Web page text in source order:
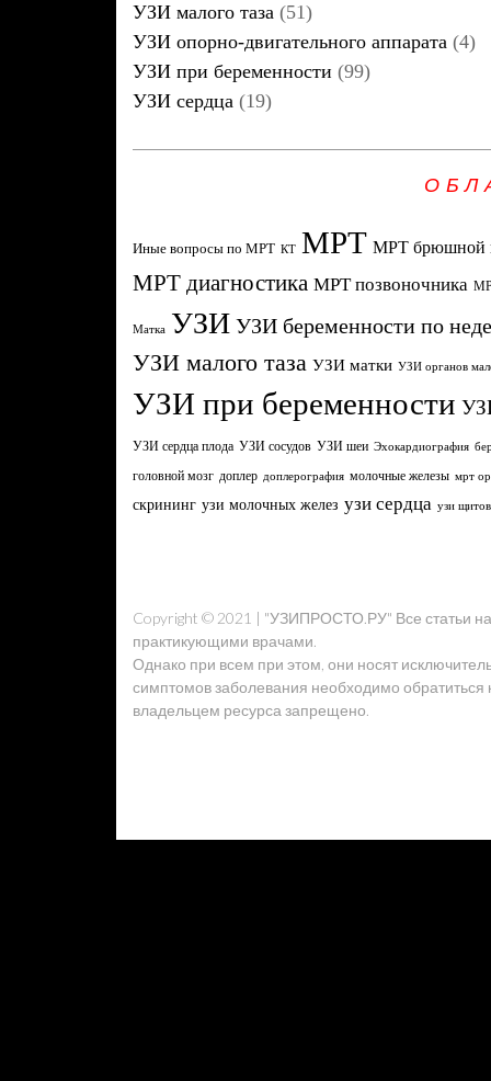
УЗИ малого таза (51)
УЗИ опорно-двигательного аппарата (4)
УЗИ при беременности (99)
УЗИ сердца (19)
Иные вопросы по МРТ КТ МРТ МРТ брюшной
МРТ диагностика МРТ позвоночника
Матка УЗИ УЗИ беременности по
УЗИ малого таза УЗИ матки УЗИ органов
УЗИ при беременности
УЗИ сердца плода УЗИ сосудов УЗИ шеи Эхокардиография
головной мозг доплер доплерография молочные железы мрт
скрининг узи молочных желез узи сердца узи
Copyright © 2021 | "УЗИПРОСТО.РУ" Все статьи
практикующими врачами.
Однако при всем при этом, они носят
симптомов заболевания необходимо обратиться
владельцем ресурса запрещено.